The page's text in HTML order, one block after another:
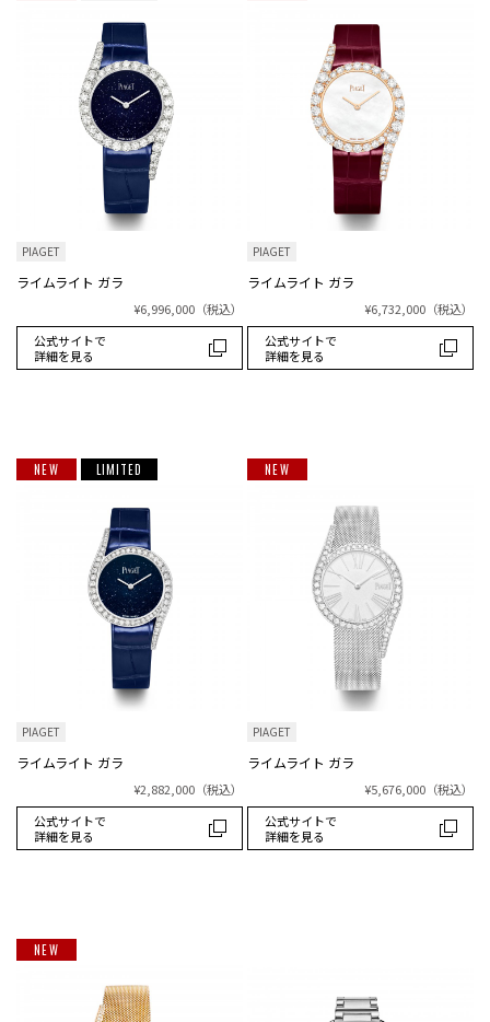
PIAGET
ライムライト ガラ
¥6,996,000 （税込）
公式サイトで
詳細を見る
PIAGET
ライムライト ガラ
¥6,732,000 （税込）
公式サイトで
詳細を見る
NEW LIMITED
PIAGET
ライムライト ガラ
¥2,882,000 （税込）
公式サイトで
詳細を見る
NEW
PIAGET
ライムライト ガラ
¥5,676,000 （税込）
公式サイトで
詳細を見る
NEW